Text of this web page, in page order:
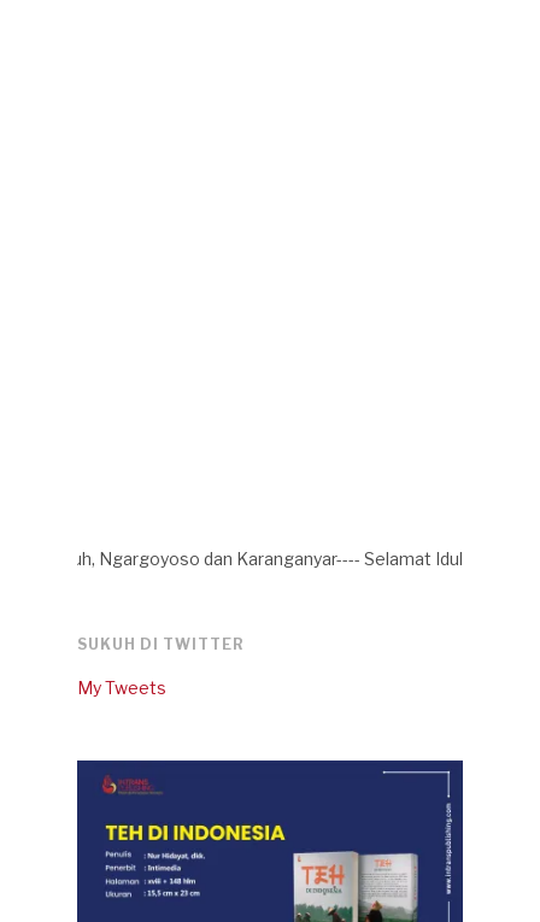
Ngargoyoso dan Karanganyar---- Selamat Idul Fitri 1442 H,
SUKUH DI TWITTER
My Tweets